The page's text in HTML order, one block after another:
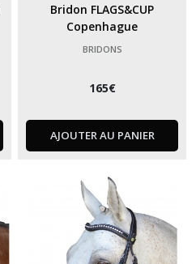
Bridon FLAGS&CUP
Copenhague
BRIDONS
165€
AJOUTER AU PANIER